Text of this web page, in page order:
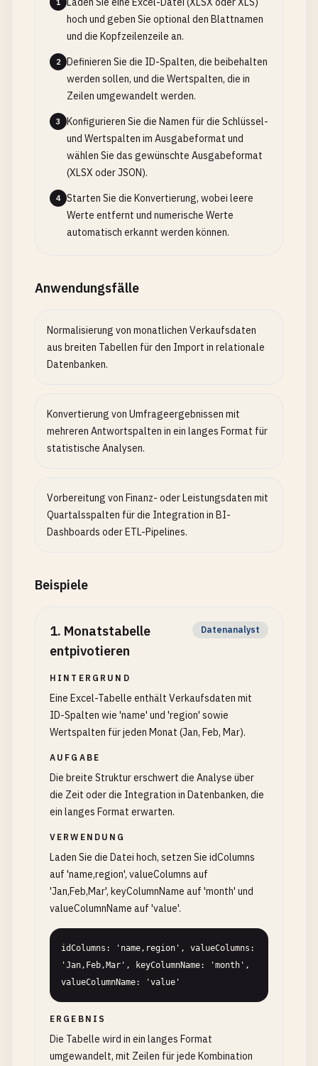
1
hoch und geben Sie optional den Blattnamen
und die Kopfzeilenzeile an.
2
Definieren Sie die ID-Spalten, die beibehalten
werden sollen, und die Wertspalten, die in
Zeilen umgewandelt werden.
3
Konfigurieren Sie die Namen für die Schlüssel-
und Wertspalten im Ausgabeformat und
wählen Sie das gewünschte Ausgabeformat
(XLSX oder JSON).
4
Starten Sie die Konvertierung, wobei leere
Werte entfernt und numerische Werte
automatisch erkannt werden können.
Anwendungsfälle
Normalisierung von monatlichen Verkaufsdaten
aus breiten Tabellen für den Import in relationale
Datenbanken.
Konvertierung von Umfrageergebnissen mit
mehreren Antwortspalten in ein langes Format für
statistische Analysen.
Vorbereitung von Finanz- oder Leistungsdaten mit
Quartalsspalten für die Integration in BI-
Dashboards oder ETL-Pipelines.
Beispiele
1. Monatstabelle
entpivotieren
Datenanalyst
HINTERGRUND
Eine Excel-Tabelle enthält Verkaufsdaten mit
ID-Spalten wie 'name' und 'region' sowie
Wertspalten für jeden Monat (Jan, Feb, Mar).
AUFGABE
Die breite Struktur erschwert die Analyse über
die Zeit oder die Integration in Datenbanken, die
ein langes Format erwarten.
VERWENDUNG
Laden Sie die Datei hoch, setzen Sie idColumns
auf 'name,region', valueColumns auf
'Jan,Feb,Mar', keyColumnName auf 'month' und
valueColumnName auf 'value'.
idColumns: 'name,region', valueColumns:
'Jan,Feb,Mar', keyColumnName: 'month',
valueColumnName: 'value'
ERGEBNIS
Die Tabelle wird in ein langes Format
umgewandelt, mit Zeilen für jede Kombination